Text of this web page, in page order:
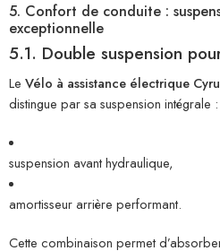
5. Confort de conduite :
exceptionnelle
5.1. Double suspension
Le Vélo à assistance électrique
distingue par sa suspension intégrale :
suspension avant hydraulique,
amortisseur arrière performant.
Cette combinaison permet